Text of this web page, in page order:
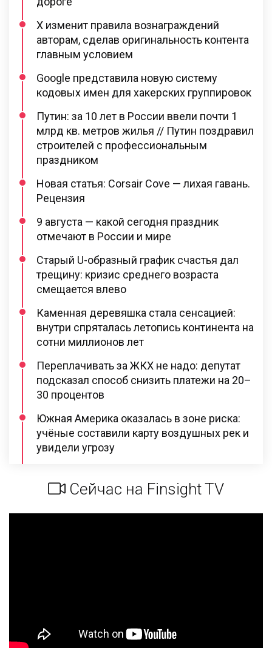
X изменит правила вознаграждений
авторам, сделав оригинальность контента
главным условием
Google представила новую систему
кодовых имен для хакерских группировок
Путин: за 10 лет в России ввели почти 1
млрд кв. метров жилья // Путин поздравил
строителей с профессиональным
праздником
Новая статья: Corsair Cove — лихая гавань.
Рецензия
9 августа — какой сегодня праздник
отмечают в России и мире
Старый U-образный график счастья дал
трещину: кризис среднего возраста
смещается влево
Каменная деревяшка стала сенсацией:
внутри спряталась летопись континента на
сотни миллионов лет
Переплачивать за ЖКХ не надо: депутат
подсказал способ снизить платежи на 20–
30 процентов
Южная Америка оказалась в зоне риска:
учёные составили карту воздушных рек и
увидели угрозу
Сейчас на Finsight TV